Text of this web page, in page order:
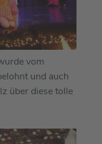
vom
und auch
über diese tolle